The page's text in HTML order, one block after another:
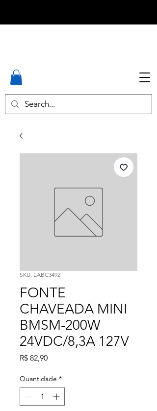
SKU: EABC3492
FONTE
CHAVEADA MINI
BMSM-200W
24VDC/8,3A 127V
R$ 82,90Preço
Quantidade *